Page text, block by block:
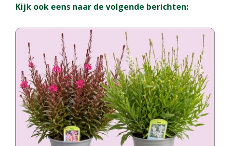
Kijk ook eens naar de volgende berichten: